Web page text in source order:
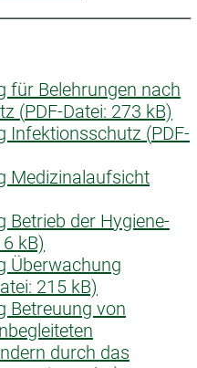
für Belehrungen nach
(PDF-Datei: 273 kB)
Infektionsschutz (PDF-
Medizinalaufsicht
Betrieb der Hygiene-
kB)
Überwachung
215 kB)
Betreuung von
durch das